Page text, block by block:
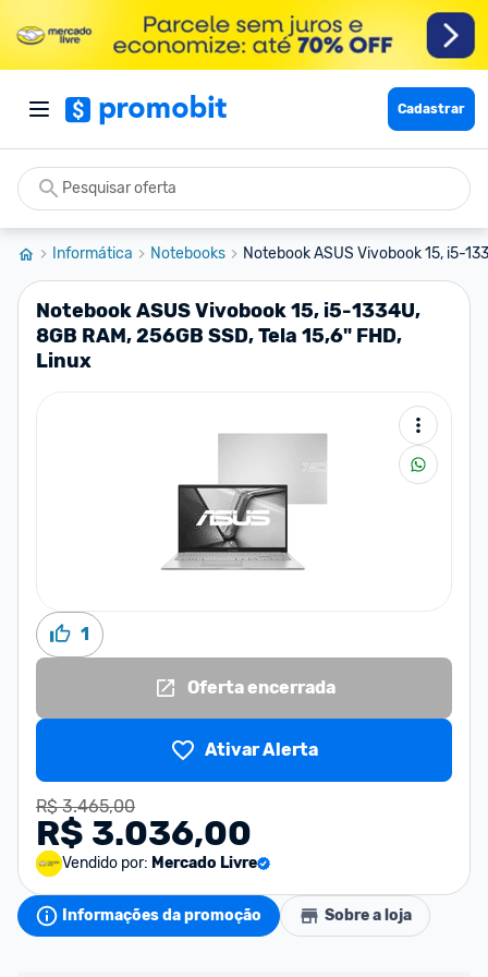
Cadastrar
Informática Notebooks Notebook ASUS Vivobook 15, i5-
Notebook ASUS Vivobook 15, i5-1334U,
8GB RAM, 256GB SSD, Tela 15,6" FHD,
Linux
1
Oferta encerrada
Ativar Alerta
R$ 3.465,00
R$ 3.036,00
Vendido por: Mercado Livre
Informações da promoção Sobre a loja